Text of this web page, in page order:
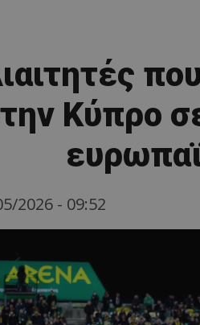
Κύπρο
2026 - 09:52